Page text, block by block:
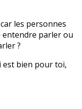
les personnes
parler ou
?
est bien pour toi,